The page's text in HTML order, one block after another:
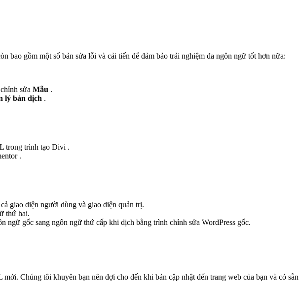
bao gồm một số bản sửa lỗi và cải tiến để đảm bảo trải nghiệm đa ngôn ngữ tốt hơn nữa:
sửa Mẫu .
lý bản dịch .
trong trình tạo Divi .
.
giao diện người dùng và giao diện quản trị.
thứ hai.
ngữ gốc sang ngôn ngữ thứ cấp khi dịch bằng trình chỉnh sửa WordPress gốc.
Chúng tôi khuyên bạn nên đợi cho đến khi bản cập nhật đến trang web của bạn và có